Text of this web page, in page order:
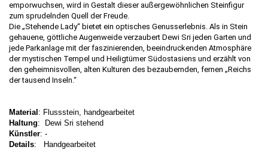
emporwuchsen, wird in Gestalt dieser außergewöhnlichen Steinfigur
zum sprudelnden Quell der Freude.
Die „Stehende Lady“ bietet ein optisches Genusserlebnis. Als in Stein
gehauene, göttliche Augenweide verzaubert Dewi Sri jeden Garten und
jede Parkanlage mit der faszinierenden, beeindruckenden Atmosphäre
der mystischen Tempel und Heiligtümer Südostasiens und erzählt von
den geheimnisvollen, alten Kulturen des bezaubernden, fernen „Reichs
der tausend Inseln.“
Material : Flussstein, handgearbeitet
Haltung: Dewi Sri stehend
Künstler: -
Details: Handgearbeitet